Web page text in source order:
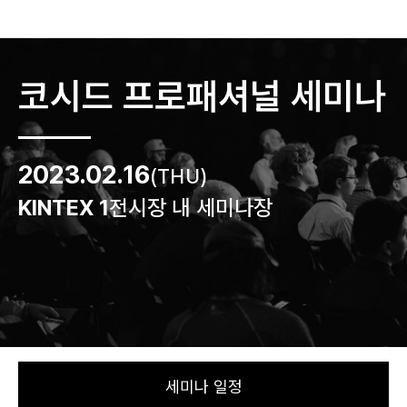
content
코시드 프로패셔널 세미나
2023.02.16(THU)
KINTEX 1전시장 내 세미나장
세미나 일정